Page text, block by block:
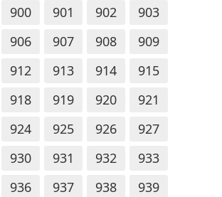
900 901 902
903
906 907 908
909
912 913 914
915
918 919 920
921
924 925 926
927
930 931 932
933
936 937 938
939